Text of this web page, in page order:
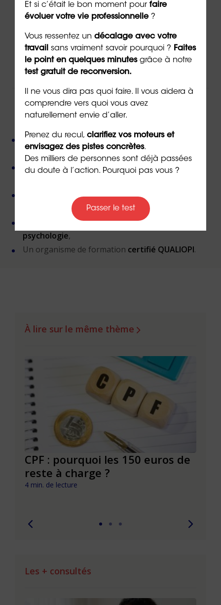
Viale formulaire de contacten ligne
Par téléphone au02 43 72 25 88
Ou par email à l’adresseinfo@orientaction.com
ORIENTACTION c'est :
Plus de 800 consultant(e)s expérimenté(e)s
présent(e)s partout en France,
Près de 50 000 personnes accompagnées
Des valeurs humanistes debienveillance
non-jugement
Une méthode créée parun docteur en
psychologie,
Un organisme de formation certifié QUALIOPI.
À lire sur le même thème
CPF : pourquoi les 150 euros de
reste à charge ?
4 min. de lecture
Les + consultés
Et si c’était le bon moment pour faire
évoluer votre vie professionnelle?
Vous ressentez un décalage avec votre
travail sans vraiment savoir pourquoi ? Faites
le point en quelques minutesgrâce à notre
test gratuit de reconversion.
Il ne vous dira pas quoi faire. Il vous aidera à
comprendre vers quoi vous avez
naturellement envie d’aller.
Prenez du recul, clarifiez vos moteurs et
envisagez des pistes concrètes.
Des milliers de personnes sont déjà passées
du doute à l’action. Pourquoi pas vous ?
Passer le test